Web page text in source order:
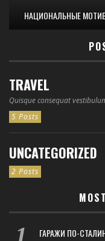
НАЦИОНАЛЬНЫЕ
TRAVEL
Quisque consequat
5 Posts
UNCATEGORIZED
2 Posts
ГАРАЖИ ПО-